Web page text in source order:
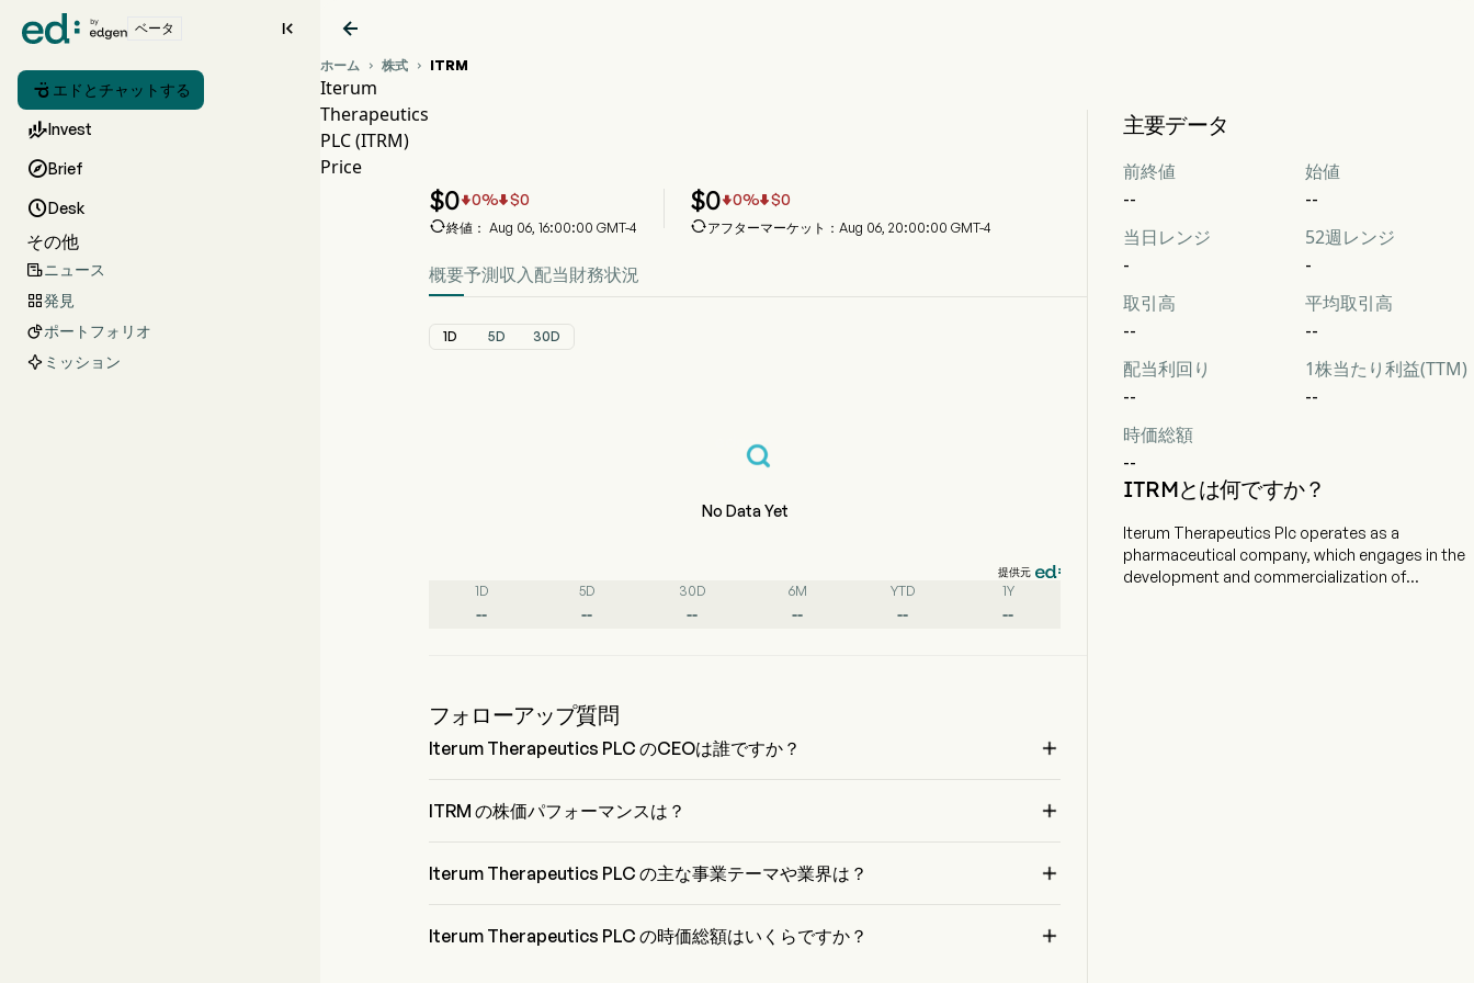
ベータ 
 エドとチャットする
Invest
Brief
Desk
その他
ニュース
発見
ポートフォリオ
ミッション

ホーム  株式  ITRM
Iterum
Therapeutics
PLC (ITRM)
Price
$00% $0
終値： Aug 06, 16:00:00 GMT-4
$00% $0
アフターマーケット：Aug 06, 20:00:00 GMT-4
概要予測 収入 配当財務状況
1D 5D 30D
No Data Yet
提供元
1D
--
5D
--
30D
--
6M
--
YTD
--
1Y
--
フォローアップ質問
Iterum Therapeutics PLC のCEOは誰ですか？ 
しています。
ITRM の株価パフォーマンスは？ 
Iterum Therapeutics PLC の主な事業テーマや業界は？ 
属しています。
Iterum Therapeutics PLC の時価総額はいくらですか？ 
主要データ
前終値
--
始値
--
当日レンジ
-
52週レンジ
-
取引高
--
平均取引高
--
配当利回り
--
1株当たり利益(TTM)
--
時価総額
--
ITRMとは何ですか？
Iterum Therapeutics Plc operates as a
pharmaceutical company, which engages in the
development and commercialization of